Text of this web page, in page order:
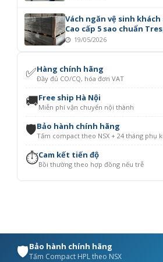
Vách ngăn vệ sinh khách
Cao cấp 5 sao chuẩn
19/05/2026
✅Hàng chính hãng
Đầy đủ CO/CQ, hóa đơn VAT
🚚Free ship Hà Nội
Miễn phí vận chuyển nội thành
🛡️Bảo hành chính hãng
Tấm compact theo NSX + 24 tháng phụ
⏱️Cam kết tiến độ
Bồi thường theo hợp đồng nếu trễ
🛡️Bảo hành chính hãng
Tấm Compact HPL theo NSX